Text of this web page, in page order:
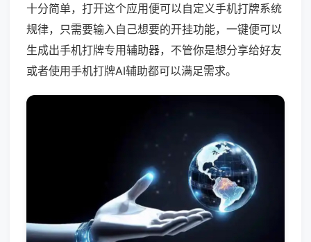
十分简单，打开这个应用便可以自定义手机打牌系统
规律，只需要输入自己想要的开挂功能，一键便可以
生成出手机打牌专用辅助器，不管你是想分享给好友
或者使用手机打牌AI辅助都可以满足需求。